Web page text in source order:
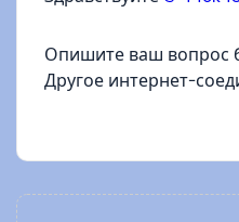
Опишите ваш вопрос
Другое интернет-